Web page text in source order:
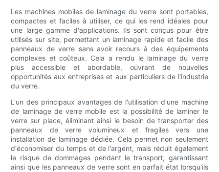
Les machines mobiles de laminage du verre sont portables,
compactes et faciles à utiliser, ce qui les rend idéales pour
une large gamme d'applications. Ils sont conçus pour être
utilisés sur site, permettant un laminage rapide et facile des
panneaux de verre sans avoir recours à des équipements
complexes et coûteux. Cela a rendu le laminage du verre
plus accessible et abordable, ouvrant de nouvelles
opportunités aux entreprises et aux particuliers de l'industrie
du verre.
L'un des principaux avantages de l'utilisation d'une machine
de laminage de verre mobile est la possibilité de laminer le
verre sur place, éliminant ainsi le besoin de transporter des
panneaux de verre volumineux et fragiles vers une
installation de laminage dédiée. Cela permet non seulement
d'économiser du temps et de l'argent, mais réduit également
le risque de dommages pendant le transport, garantissant
ainsi que les panneaux de verre sont en parfait état lorsqu'ils